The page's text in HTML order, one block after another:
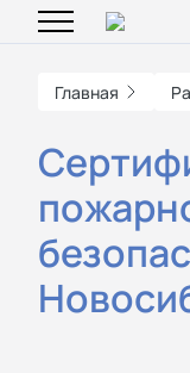
Главная